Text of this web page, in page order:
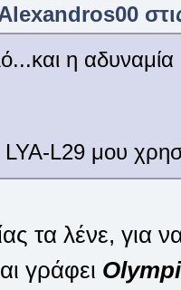
η αδυναμία
L29 μου
τα λένε, για
γράφει